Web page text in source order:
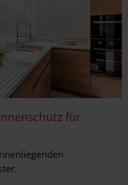
für